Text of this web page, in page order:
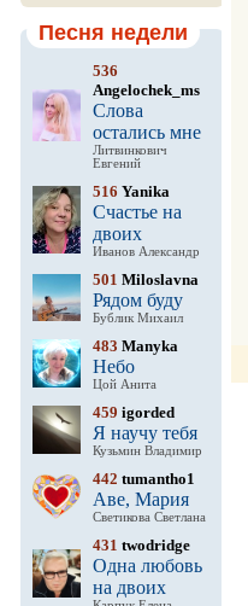
Песня недели
536
Angelochek_ms
Слова
остались мне
Литвинкович
Евгений
516 Yanika
Счастье на
двоих
Иванов Александр
501 Miloslavna
Рядом буду
Бублик Михаил
483 Manyka
Небо
Цой Анита
459 igorded
Я научу тебя
Кузьмин Владимир
442 tumantho1
Аве, Мария
Светикова Светлана
431 twodridge
Одна любовь
на двоих